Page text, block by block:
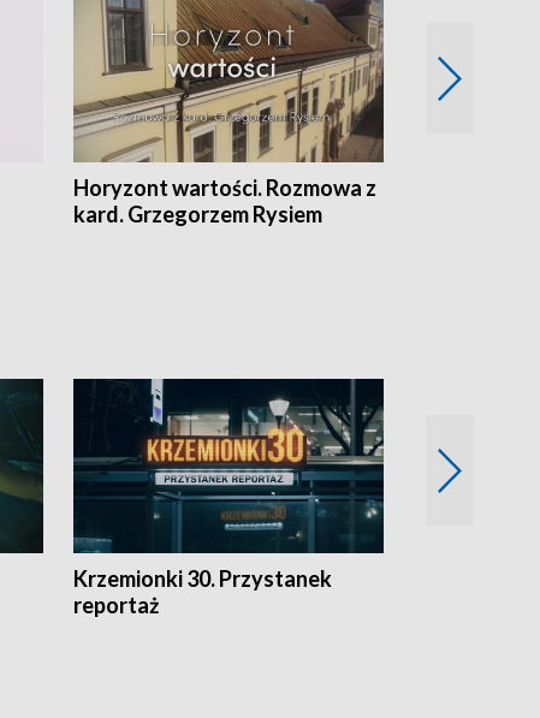
Horyzont wartości. Rozmowa z
kard. Grzegorzem Rysiem
Krzemionki 30. Przystanek
reportaż